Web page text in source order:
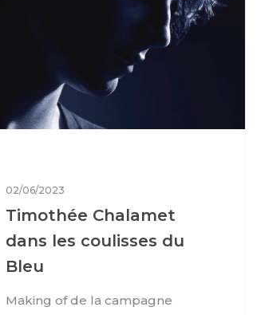
02/06/2023
Timothée Chalamet
dans les coulisses du
Bleu
Making of de la campagne